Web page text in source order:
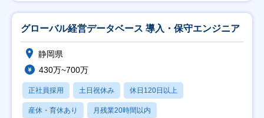
グローバル経営データベース 導入・保守エンジニア
静岡県
430万~700万
正社員採用 土日祝休み 休日120日以上
産休・育休あり 月残業20時間以内